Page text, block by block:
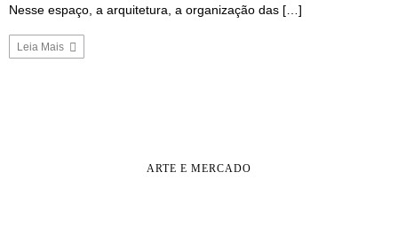
Nesse espaço, a arquitetura, a organização das […]
Leia Mais
ARTE E MERCADO